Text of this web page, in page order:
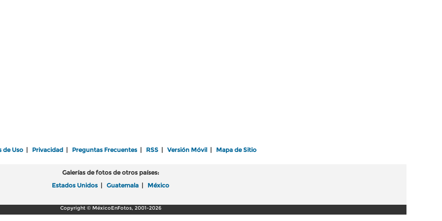
de Uso Privacidad Preguntas Frecuentes RSS Versión Móvil Mapa de Sitio
Galerías de fotos de otros países:
Estados Unidos
Guatemala México
Copyright © MéxicoEnFotos, 2001-2026